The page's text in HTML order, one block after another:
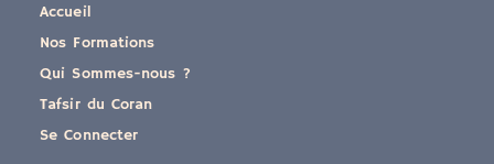
Accueil
Nos Formations
Qui Sommes-nous ?
Tafsir du Coran
Se Connecter